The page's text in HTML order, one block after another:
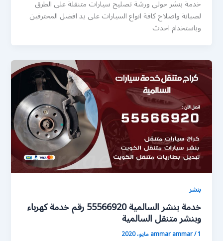
خدمة بنشر حولي ورشة تصليح سيارات متنقلة على الطرق
لصيانة واصلاح كافة انواع السيارات على يد افضل المحترفين
وباستخدام احدث
بنشر
خدمة بنشر السالمية 55566920 رقم خدمة كهرباء
وبنشر متنقل السالمية
ammar ammar/1 مايو، 2020